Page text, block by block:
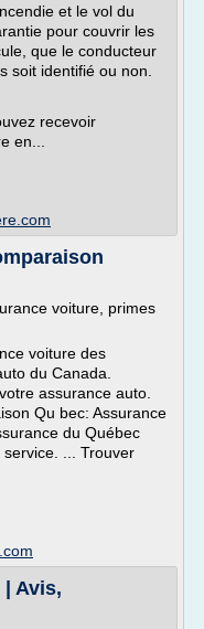
et le vol du
pour couvrir les
que le conducteur
soit identifié ou non.
recevoir
en...
voiture, primes
voiture des
du Canada.
assurance auto.
Qu bec: Assurance
du Québec
... Trouver
Avis,